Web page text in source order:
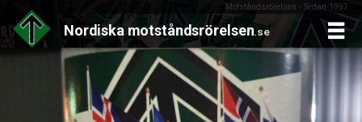
Motståndsrörelsen - Sedan 1997
Nordiska motståndsrörelsen.se
Skip
to
content